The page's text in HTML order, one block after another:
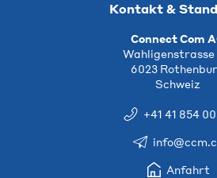
Kontakt &
Connect Com
Wahligenstrasse
6023
Schweiz
+41 41 854
Anfahrt